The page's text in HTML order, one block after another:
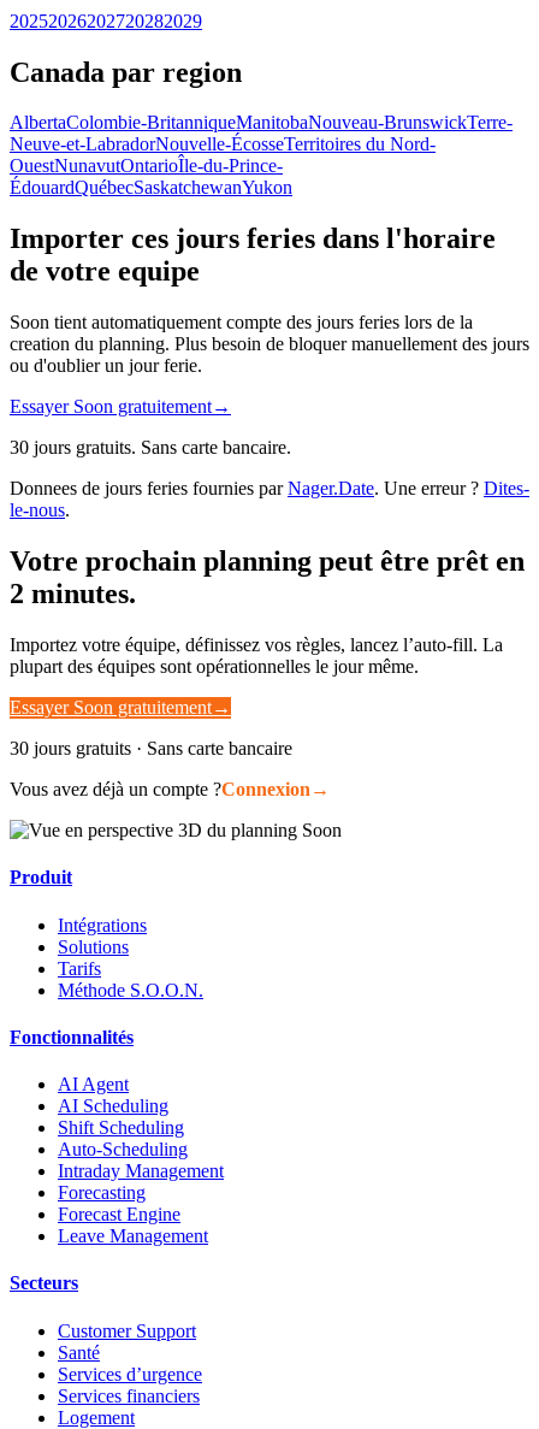
20252026202720282029
Canada par region
AlbertaColombie-BritanniqueManitobaNouveau-BrunswickTerre-
Neuve-et-LabradorNouvelle-ÉcosseTerritoires du Nord-
OuestNunavutOntarioÎle-du-Prince-
ÉdouardQuébecSaskatchewanYukon
Importer ces jours feries dans l'horaire
de votre equipe
Soon tient automatiquement compte des jours feries lors de la
creation du planning. Plus besoin de bloquer manuellement des jours
ou d'oublier un jour ferie.
Essayer Soon gratuitement→
30 jours gratuits. Sans carte bancaire.
Donnees de jours feries fournies parNager.Date. Une erreur ? Dites-
le-nous.
Votre prochain planning peut être prêt en
2 minutes.
Importez votre équipe, définissez vos règles, lancez l’auto-fill. La
plupart des équipes sont opérationnelles le jour même.
Essayer Soon gratuitement→
30 jours gratuits · Sans carte bancaire
Vous avez déjà un compte ?Connexion →
Produit
Intégrations
Solutions
Tarifs
Méthode S.O.O.N.
Fonctionnalités
AI Agent
AI Scheduling
Shift Scheduling
Auto-Scheduling
Intraday Management
Forecasting
Forecast Engine
Leave Management
Secteurs
Customer Support
Santé
Services d’urgence
Services financiers
Logement